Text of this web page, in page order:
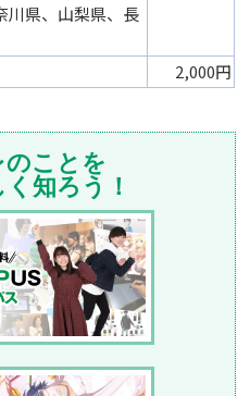
川県、山梨県、長
2,000円
ことを
知ろう！